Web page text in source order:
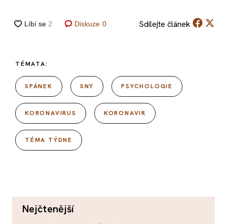
Diskuze 0 Sdílejte článek
TÉMATA:
SPÁNEK SNY PSYCHOLOGIE
KORONAVIRUS KORONAVIR
TÉMA TÝDNE
nejčtenější